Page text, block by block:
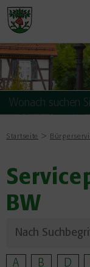
Startseite
BW
A B D